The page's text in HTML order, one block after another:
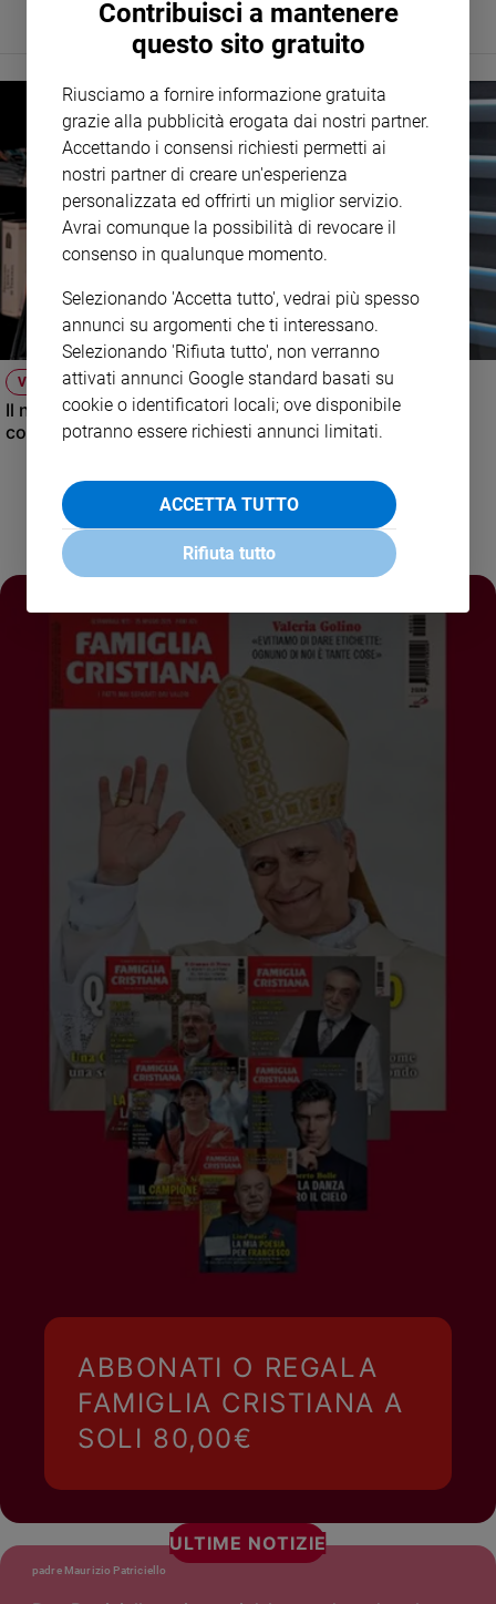
siamo
Contatti
Pubblicità
Social
VIDEO
Il nuovo numero di Famiglia Cristiana raccontato dal
condirettore.
ABBONATI O REGALA
FAMIGLIA CRISTIANA A
SOLI 80,00€
ULTIME NOTIZIE
padre Maurizio Patriciello
Contribuisci a mantenere
questo sito gratuito
Riusciamo a fornire informazione gratuita
grazie alla pubblicità erogata dai nostri partner.
Accettando i consensi richiesti permetti ai
nostri partner di creare un'esperienza
personalizzata ed offrirti un miglior servizio.
Avrai comunque la possibilità di revocare il
consenso in qualunque momento.
Selezionando 'Accetta tutto', vedrai più spesso
annunci su argomenti che ti interessano.
Selezionando 'Rifiuta tutto', non verranno
attivati annunci Google standard basati su
cookie o identificatori locali; ove disponibile
potranno essere richiesti annunci limitati.
ACCETTA TUTTO
Rifiuta tutto